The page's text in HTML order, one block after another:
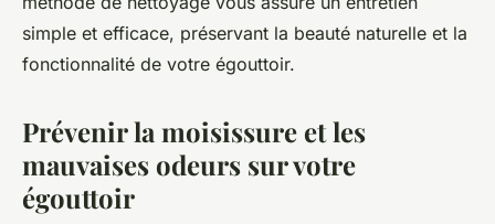
simple et efficace, préservant la beauté naturelle et la
fonctionnalité de votre égouttoir.
Prévenir la moisissure et les
mauvaises odeurs sur votre
égouttoir